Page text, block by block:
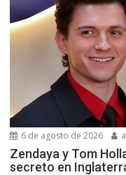
6 de agosto de 2026
Zendaya y Tom
secreto en